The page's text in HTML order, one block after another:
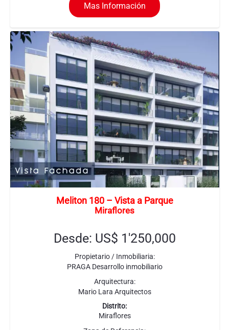
Mas Información
Meliton 180 – Vista a Parque
Miraflores
Desde: US$ 1'250,000
Propietario / Inmobiliaria:
PRAGA Desarrollo inmobiliario
Arquitectura:
Mario Lara Arquitectos
Distrito:
Miraflores